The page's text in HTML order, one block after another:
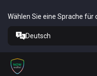
Wählen Sie eine Sprache für
Deutsch